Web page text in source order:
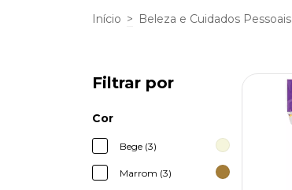
Início > Beleza e Cuidados Pessoais
Filtrar por
Cor
Bege (3)
Marrom (3)